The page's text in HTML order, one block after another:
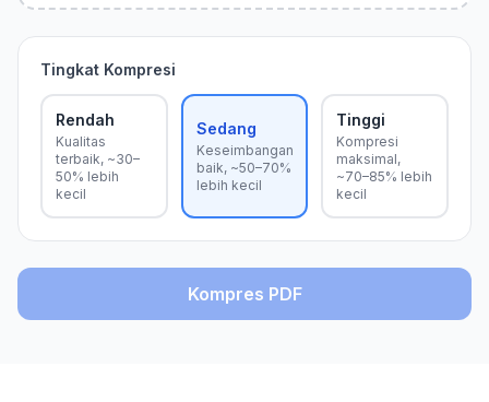
Tingkat Kompresi
Rendah
Kualitas
terbaik, ~30–
50% lebih
kecil
Sedang
Keseimbangan
baik, ~50–70%
lebih kecil
Tinggi
Kompresi
maksimal,
~70–85% lebih
kecil
Kompres PDF